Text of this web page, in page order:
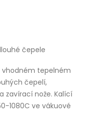
čepele
vhodném tepelném
čepelí,
zavírací nože. Kalící
1080C ve vákuové